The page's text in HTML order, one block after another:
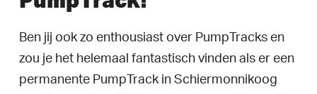
Ben jij ook zo enthousiast over PumpTracks en
zou je het helemaal fantastisch vinden als er een
permanente PumpTrack in Schiermonnikoog